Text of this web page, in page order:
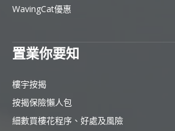
WavingCat優惠
置業你要知
樓宇按揭
按揭保險懶人包
細數買樓花程序、好處及風險